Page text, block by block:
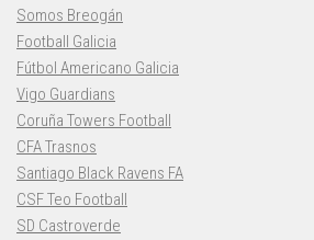
Somos Breogán
Football Galicia
Fútbol Americano Galicia
Vigo Guardians
Coruña Towers Football
CFA Trasnos
Santiago Black Ravens FA
CSF Teo Football
SD Castroverde